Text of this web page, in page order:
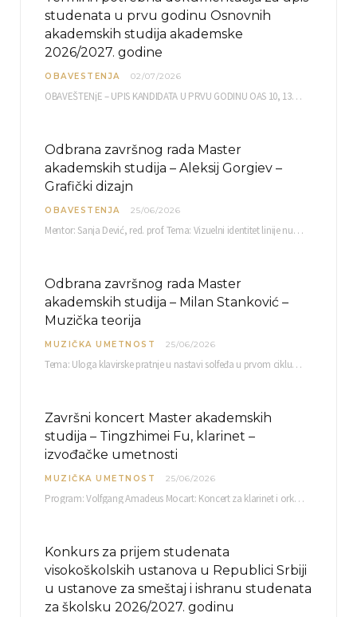
studenata u prvu godinu Osnovnih
akademskih studija akademske
2026/2027. godine
OBAVESTENJA 02/07/2026
OBAVEŠTENjE – UPIS KANDIDATA U PRVU GODINU OAS 10, 13, 14, 15. i…
Odbrana završnog rada Master
akademskih studija – Aleksij Gorgiev –
Grafički dizajn
OBAVESTENJA 25/06/2026
Mentor: Sanja Dević, red. prof. Tema: Vizuelni identitet linije nutricionističkih proizvoda Vita+: Od ambalaže do multimedijalne komunikacije Petak, 03. 07.…
Odbrana završnog rada Master
akademskih studija – Milan Stanković –
Muzička teorija
MUZIČKA UMETNOST 25/06/2026
Tema: Uloga klavirske pratnje u nastavi solfeđa u prvom ciklusu osnovne muzičke škole Mentor…
Završni koncert Master akademskih
studija – Tingzhimei Fu, klarinet –
izvođačke umetnosti
MUZIČKA UMETNOST 25/06/2026
Program: Volfgang Amadeus Mocart: Koncert za klarinet i orkestar, A-dur Mentor Miloš Mijatović, redovni profesor…
Konkurs za prijem studenata
visokoškolskih ustanova u Republici Srbiji
u ustanove za smeštaj i ishranu studenata
za školsku 2026/2027. godinu